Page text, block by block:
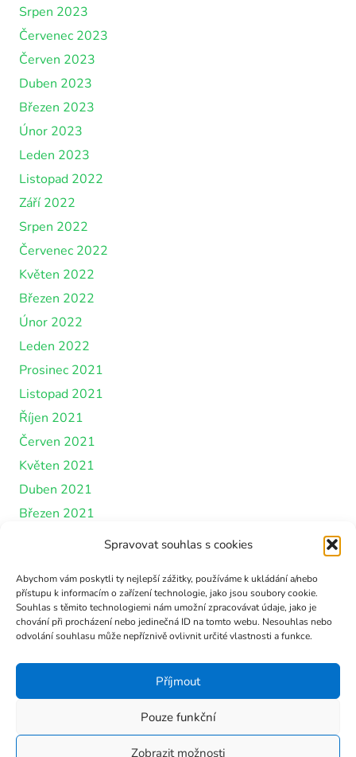
Spravovat souhlas s cookies
Abychom vám poskytli ty nejlepší zážitky, používáme k ukládání a/nebo
přístupu k informacím o zařízení technologie, jako jsou soubory cookie.
Souhlas s těmito technologiemi nám umožní zpracovávat údaje, jako je
chování při procházení nebo jedinečná ID na tomto webu. Nesouhlas nebo
odvolání souhlasu může nepříznivě ovlivnit určité vlastnosti a funkce.
Příjmout
Pouze funkční
Zobrazit možnosti
Srpen 2023
Červenec 2023
Červen 2023
Duben 2023
Březen 2023
Únor 2023
Leden 2023
Listopad 2022
Září 2022
Srpen 2022
Červenec 2022
Květen 2022
Březen 2022
Únor 2022
Leden 2022
Prosinec 2021
Listopad 2021
Říjen 2021
Červen 2021
Květen 2021
Duben 2021
Březen 2021
Prosinec 2020
Říjen 2020
Září 2020
Duben 2020